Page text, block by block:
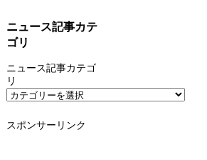
ニュース記事カテ
ゴリ
ニュース記事カテゴ
リ
スポンサーリンク